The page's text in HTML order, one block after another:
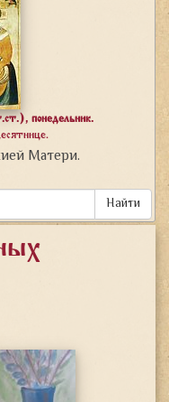
понедельник.
Матери.
Найти